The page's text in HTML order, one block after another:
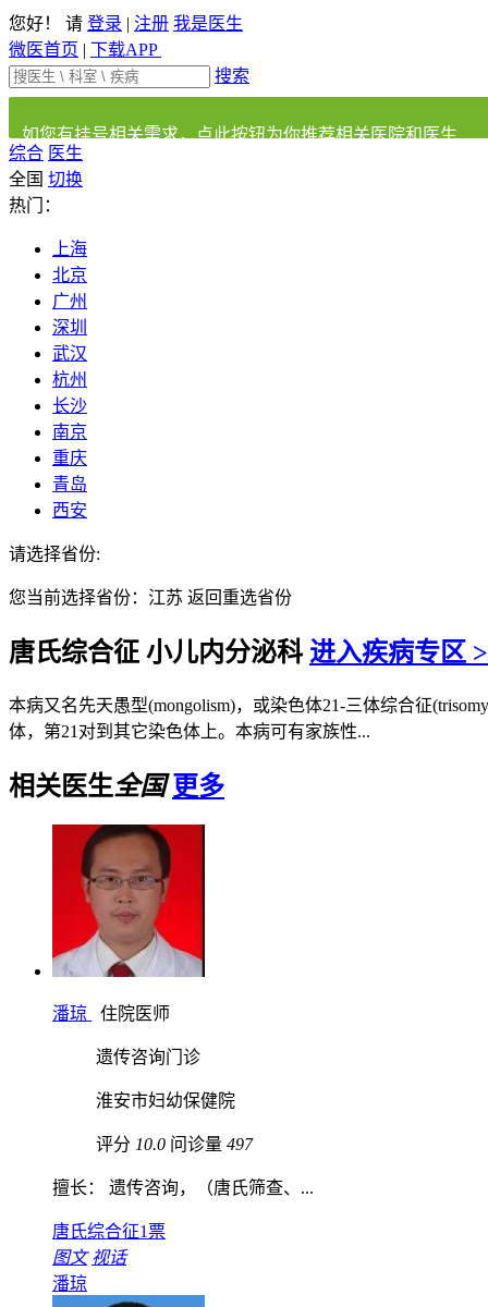
您好！ 请 登录 | 注册 我是医生
微医首页 | 下载APP
搜索
如您有挂号相关需求，点此按钮为你推荐相关医院和医生
综合 医生
全国 切换
热门：
上海
北京
广州
深圳
武汉
杭州
长沙
南京
重庆
青岛
西安
请选择省份:
您当前选择省份： 江苏 返回重选省份
唐氏综合征 小儿内分泌科 进入疾病专区 >
本病又名先天愚型(mongolism)，或染色体21-三体综合征
体，第21对到其它染色体上。本病可有家族性...
相关医生全国 更多
潘琼 住院医师
遗传咨询门诊
淮安市妇幼保健院
评分 10.0 问诊量 497
擅长： 遗传咨询，（唐氏筛查、...
唐氏综合征1票
图文 视话
潘琼